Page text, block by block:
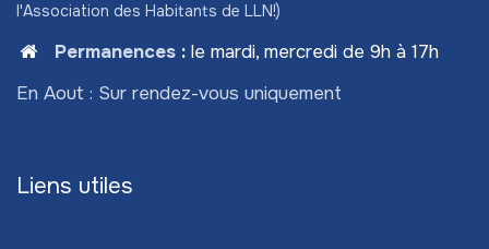
l'Association des Habitants de LLN!)
Permanences: le mardi, mercredi de 9h à 17h
En Aout : Sur rendez-vous uniquement
Liens utiles